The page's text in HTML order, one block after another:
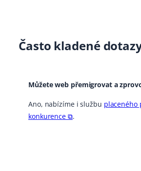
Často kladené
Můžete web přemigrovat a
Ano, nabízíme i službu placeného
konkurence ⧉.